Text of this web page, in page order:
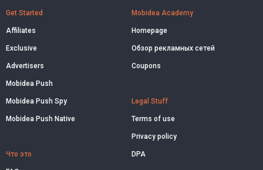
Get Started
Affiliates
Exclusive
Advertisers
Mobidea Push
Mobidea Push Spy
Mobidea Push Native
Что это
Mobidea Academy
Homepage
Обзор рекламных сетей
Coupons
Legal Stuff
Terms of use
Privacy policy
DPA